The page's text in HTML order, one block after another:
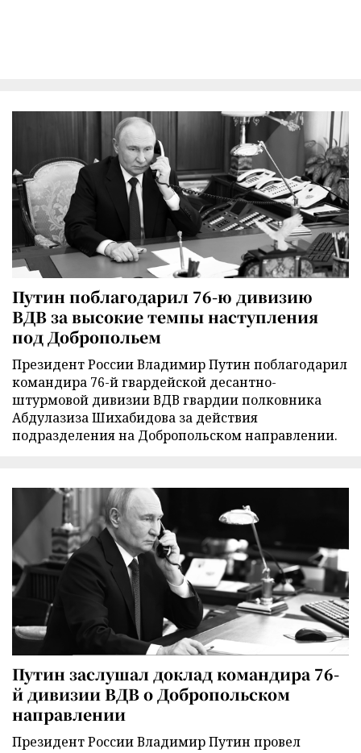
Путин поблагодарил 76-ю дивизию
ВДВ за высокие темпы наступления
под Добропольем
Президент России Владимир Путин поблагодарил
командира 76-й гвардейской десантно-
штурмовой дивизии ВДВ гвардии полковника
Абдулазиза Шихабидова за действия
подразделения на Добропольском направлении.
Путин заслушал доклад командира 76-
й дивизии ВДВ о Добропольском
направлении
Президент России Владимир Путин провел